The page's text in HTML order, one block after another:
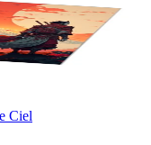
Ciel